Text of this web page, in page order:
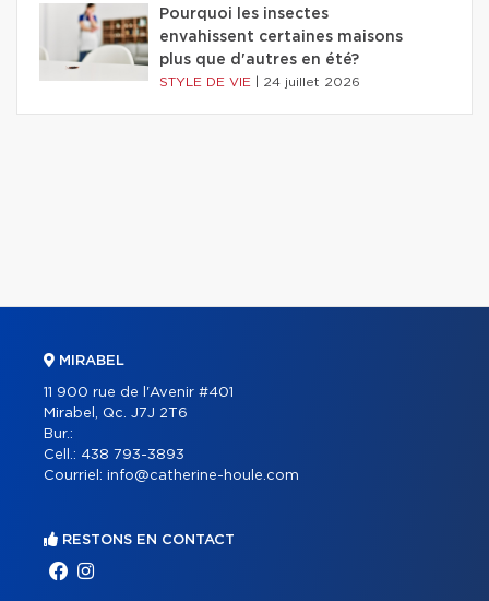
Pourquoi les insectes
envahissent certaines maisons
plus que d'autres en été?
STYLE DE VIE 24 juillet 2026
MIRABEL
11 900 rue de l'Avenir #401
Mirabel, Qc. J7J 2T6
Bur.:
Cell.: 438 793-3893
Courriel: info@catherine-houle.com
RESTONS EN CONTACT